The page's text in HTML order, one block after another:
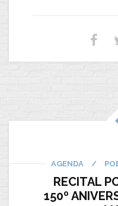
AGENDA /
RECITAL
150º